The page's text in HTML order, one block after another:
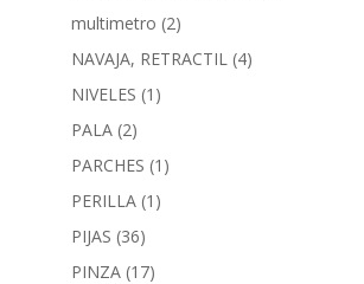
multimetro (2)
NAVAJA, RETRACTIL (4)
NIVELES (1)
PALA (2)
PARCHES (1)
PERILLA (1)
PIJAS (36)
PINZA (17)